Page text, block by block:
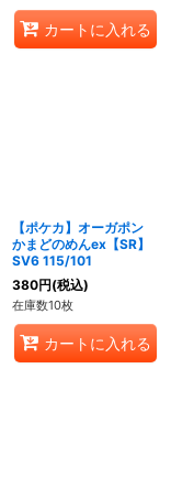
カートに入れる
【ポケカ】オーガポン
かまどのめんex【SR】
SV6 115/101
380円(税込)
在庫数10枚
カートに入れる